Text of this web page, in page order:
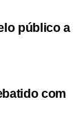
público a
com